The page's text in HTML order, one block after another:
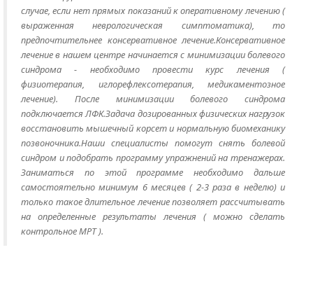
случае, если нет прямых показаний к оперативному лечению (
выраженная неврологическая симптоматика), то
предпочтительнее консервативное лечение.Консервативное
лечение в нашем центре начинается с минимизации болевого
синдрома - необходимо провести курс лечения (
физиотерапия, иглорефлексотерапия, медикаментозное
лечение). После минимизации болевого синдрома
подключается ЛФК.Задача дозированных физических нагрузок
восстановить мышечный корсет и нормальную биомеханику
позвоночника.Наши специалисты помогут снять болевой
синдром и подобрать программу упражнений на тренажерах.
Заниматься по этой программе необходимо дальше
самостоятельно минимум 6 месяцев ( 2-3 раза в неделю) и
только такое длительное лечение позволяет рассчитывать
на определенные результаты лечения ( можно сделать
контрольное МРТ ).